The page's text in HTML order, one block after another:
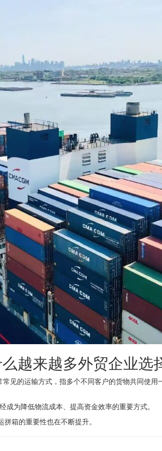
越来越多外贸企业选
见的运输方式，指多个不同客户的货物共同使
为降低物流成本、提高资金效率的重要方式。
箱的重要性也在不断提升。